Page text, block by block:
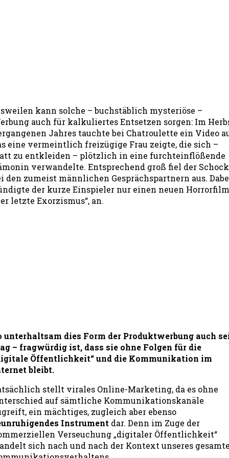
kann solche – buchstäblich mysteriöse –
auch für kalkuliertes Entsetzen sorgen: Im
Jahres tauchte bei Chatroulette ein Video
eine vermeintlich freizügige Frau zeigte, die sich –
zu entkleiden – plötzlich in eine furchteinflößende
verwandelte. Entsprechend groß fiel der Schock
den zumeist männlichen Gesprächspartnern aus.
der kurze Einspieler nur einen neuen
letzte Exorzismus“, an.
unterhaltsam dies Form der Produktwerbung auch
– fragwürdig ist, dass sie ohne Folgen für die
Öffentlichkeit“ und die Kommunikation im
bleibt.
stellt virales Online-Marketing, da es ohne
auf sämtliche Kommunikationskanäle
ein mächtiges, zugleich aber ebenso
Instrument dar. Denn im Zuge der
Verseuchung „digitaler Öffentlichkeit“
sich nach und nach der Kontext unseres